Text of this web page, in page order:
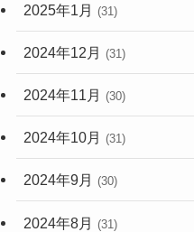
2025年1月 (31)
2024年12月 (31)
2024年11月 (30)
2024年10月 (31)
2024年9月 (30)
2024年8月 (31)